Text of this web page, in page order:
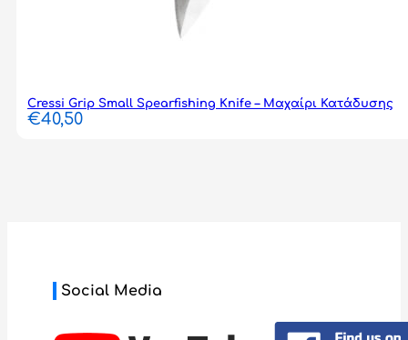
Cressi Grip Small Spearfishing Knife – Μαχαίρι Κατάδυσης
€40,50
Social Media